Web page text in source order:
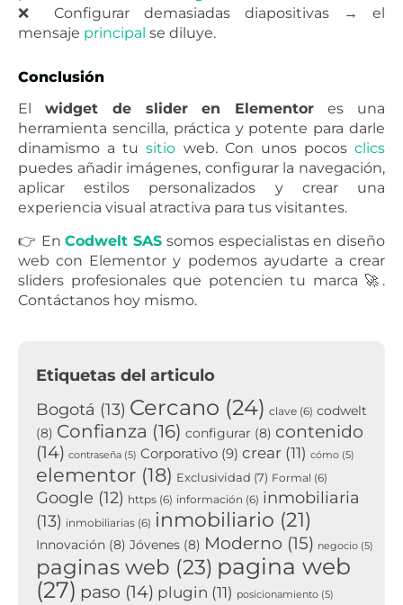
❌ Configurar demasiadas diapositivas → el
mensaje principal se diluye.
Conclusión
El widget de slider en Elementor es una
herramienta sencilla, práctica y potente para darle
dinamismo a tusitio web. Con unos pocos clics
puedes añadir imágenes, configurar la navegación,
aplicar estilos personalizados y crear una
experiencia visual atractiva para tus visitantes.
👉 EnCodwelt SAS somos especialistas en diseño
web con Elementor y podemos ayudarte a crear
sliders profesionales que potencien tu marca 🚀.
Contáctanos hoy mismo.
Etiquetas del articulo
Bogotá (13) Cercano (24) clave (6) codwelt
(8) Confianza (16) configurar (8) contenido
(14) contraseña (5) Corporativo (9) crear (11) cómo (5)
elementor (18) Exclusividad (7) Formal (6)
Google (12) https (6) información (6) inmobiliaria
(13) inmobiliarias (6) inmobiliario (21)
Innovación (8) Jóvenes (8) Moderno (15) negocio (5)
paginas web (23) pagina web
(27) paso (14) plugin (11) posicionamiento (5)